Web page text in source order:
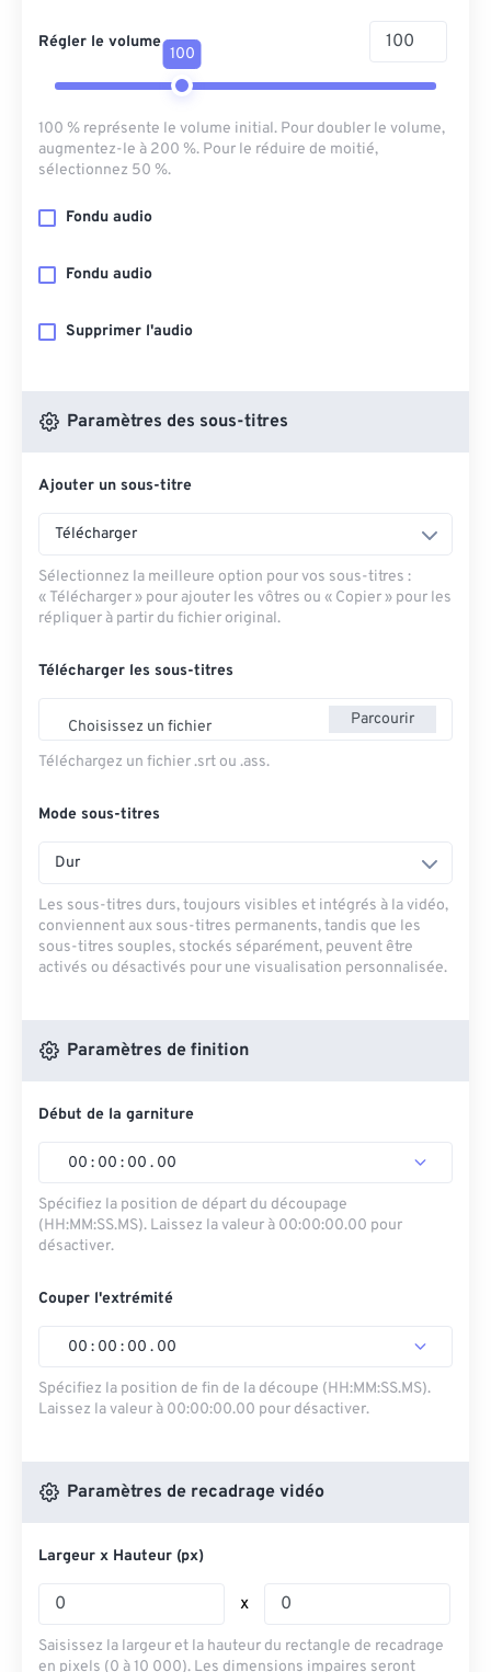
Régler le volume
100
100 % représente le volume initial. Pour doubler le volume,
augmentez-le à 200 %. Pour le réduire de moitié,
sélectionnez 50 %.
Fondu audio
Fondu audio
Supprimer l'audio
Paramètres des sous-titres
Ajouter un sous-titre
Télécharger
Sélectionnez la meilleure option pour vos sous-titres :
« Télécharger » pour ajouter les vôtres ou « Copier » pour les
répliquer à partir du fichier original.
Télécharger les sous-titres
Choisissez un fichier Parcourir
Téléchargez un fichier .srt ou .ass.
Mode sous-titres
Dur
Les sous-titres durs, toujours visibles et intégrés à la vidéo,
conviennent aux sous-titres permanents, tandis que les
sous-titres souples, stockés séparément, peuvent être
activés ou désactivés pour une visualisation personnalisée.
Paramètres de finition
Début de la garniture
00 : 00 : 00 . 00
Spécifiez la position de départ du découpage
(HH:MM:SS.MS). Laissez la valeur à 00:00:00.00 pour
désactiver.
Couper l'extrémité
00 : 00 : 00 . 00
Spécifiez la position de fin de la découpe (HH:MM:SS.MS).
Laissez la valeur à 00:00:00.00 pour désactiver.
Paramètres de recadrage vidéo
Largeur x Hauteur (px)
x
Saisissez la largeur et la hauteur du rectangle de recadrage
en pixels (0 à 10 000). Les dimensions impaires seront